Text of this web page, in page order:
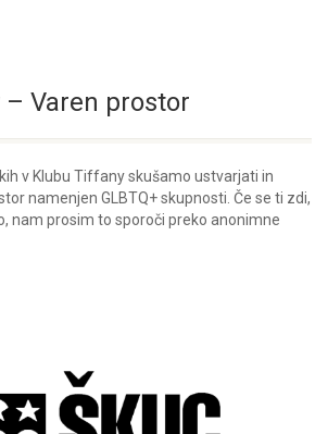
Varen prostor
v Klubu Tiffany skušamo ustvarjati in
namenjen GLBTQ+ skupnosti. Če se ti zdi,
nam prosim to sporoči preko anonimne